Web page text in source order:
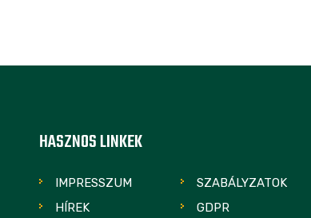
HASZNOS LINKEK
IMPRESSZUM
SZABÁLYZATOK
HÍREK
GDPR